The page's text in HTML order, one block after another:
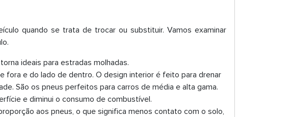
quando se trata de trocar ou substituir. Vamos examinar
ideais para estradas molhadas.
fora e do lado de dentro. O design interior é feito para drenar
São os pneus perfeitos para carros de média e alta gama.
e diminui o consumo de combustível.
aos pneus, o que significa menos contato com o solo,